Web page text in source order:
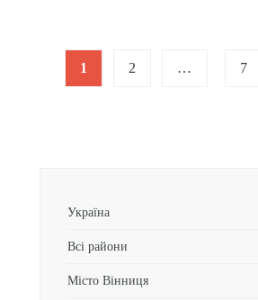
Posts
pagination
1 2 … 7
Україна
Всі райони
Місто Вінниця